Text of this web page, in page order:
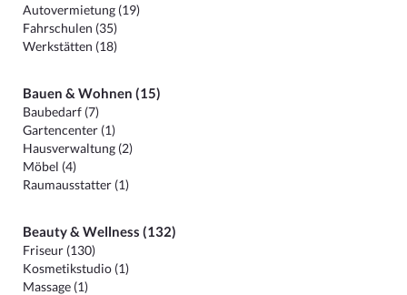
Autovermietung (19)
Fahrschulen (35)
Werkstätten (18)
Bauen & Wohnen (15)
Baubedarf (7)
Gartencenter (1)
Hausverwaltung (2)
Möbel (4)
Raumausstatter (1)
Beauty & Wellness (132)
Friseur (130)
Kosmetikstudio (1)
Massage (1)